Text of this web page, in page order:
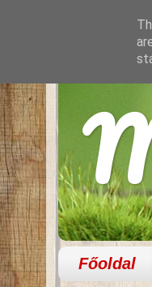
Főoldal